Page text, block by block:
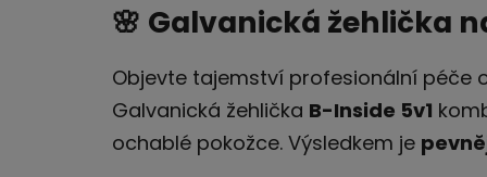
🌸 Galvanická žehlička
Objevte tajemství profesionální péče
Galvanická žehlička B-Inside 5v1
ochablé pokožce. Výsledkem je